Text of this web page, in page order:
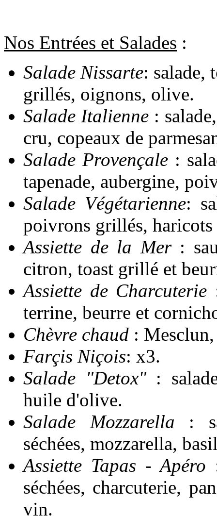
Nos Entrées et Salades :
Salade Nissarte: salade,
grillés, oignons, olive.
Salade Italienne :
cru, copeaux de
Salade Provençale :
tapenade, aubergine,
Salade Végétarienne:
poivrons grillés,
Assiette de la Mer :
citron, toast grillé et
Assiette de Charcuterie
terrine, beurre et
Chèvre chaud :
Farçis Niçois: x3.
Salade "Detox" :
huile d'olive.
Salade Mozzarella :
séchées, mozzarella,
Assiette Tapas - Apéro
séchées, charcuterie,
vin.